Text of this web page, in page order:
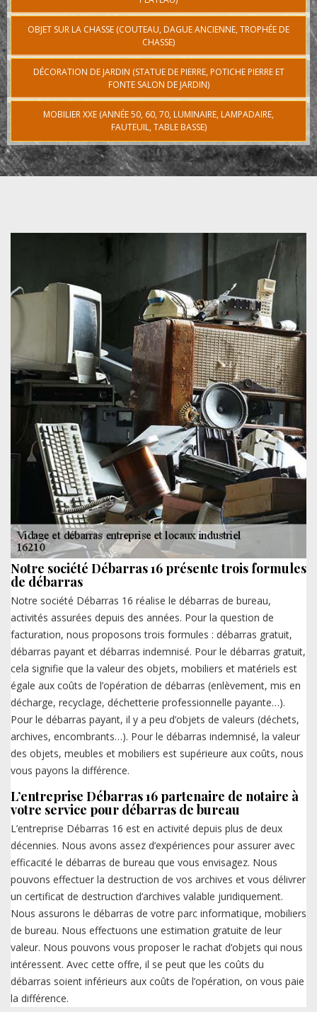
OBJET SUR LA CHASSE (COUTEAU, DAGUE ANCIENNE, TROPHÉE DE
CHASSE)
DÉCORATION DE JARDIN (STATUE DE PIERRE, POTICHE PIERRE ET
FONTE SALON DE JARDIN)
MOBILIER XXE (ANNÉE 50, 60, 70, LUMINAIRE, LAMPADAIRE,
FAUTEUIL, TABLE BASSE)
Notre société Débarras 16 présente trois formules
de débarras
Notre société Débarras 16 réalise le débarras de bureau,
activités assurées depuis des années. Pour la question de
facturation, nous proposons trois formules : débarras gratuit,
débarras payant et débarras indemnisé. Pour le débarras gratuit,
cela signifie que la valeur des objets, mobiliers et matériels est
égale aux coûts de l’opération de débarras (enlèvement, mis en
décharge, recyclage, déchetterie professionnelle payante…).
Pour le débarras payant, il y a peu d’objets de valeurs (déchets,
archives, encombrants…). Pour le débarras indemnisé, la valeur
des objets, meubles et mobiliers est supérieure aux coûts, nous
vous payons la différence.
L’entreprise Débarras 16 partenaire de notaire à
votre service pour débarras de bureau
L’entreprise Débarras 16 est en activité depuis plus de deux
décennies. Nous avons assez d’expériences pour assurer avec
efficacité le débarras de bureau que vous envisagez. Nous
pouvons effectuer la destruction de vos archives et vous délivrer
un certificat de destruction d’archives valable juridiquement.
Nous assurons le débarras de votre parc informatique, mobiliers
de bureau. Nous effectuons une estimation gratuite de leur
valeur. Nous pouvons vous proposer le rachat d’objets qui nous
intéressent. Avec cette offre, il se peut que les coûts du
débarras soient inférieurs aux coûts de l’opération, on vous paie
la différence.